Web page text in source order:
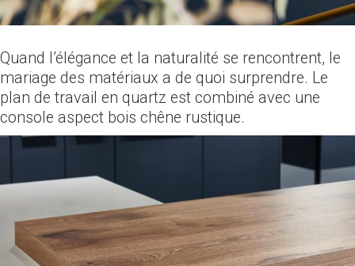
Quand l’élégance et la naturalité se rencontrent, le
mariage des matériaux a de quoi surprendre. Le
plan de travail en quartz est combiné avec une
console aspect bois chêne rustique.